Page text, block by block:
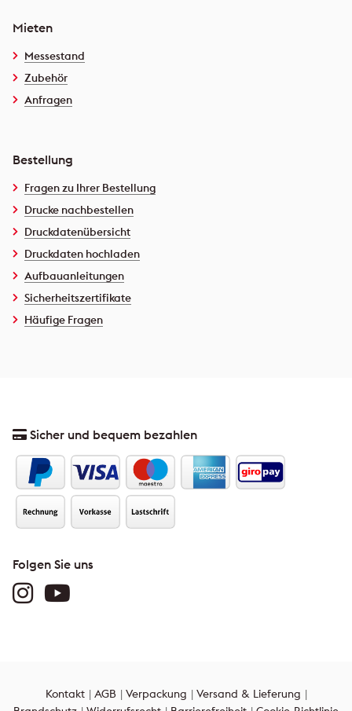
Mieten
Messestand
Zubehör
Anfragen
Bestellung
Fragen zu Ihrer Bestellung
Drucke nachbestellen
Druckdatenübersicht
Druckdaten hochladen
Aufbauanleitungen
Sicherheitszertifikate
Häufige Fragen
Sicher und bequem bezahlen
Folgen Sie uns
Kontakt AGB Verpackung
Versand & Lieferung